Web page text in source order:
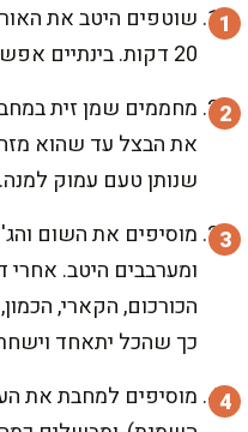
שוטפים היטב את
20 דקות. בינתיים אפשר להכין את כל שאר המרכיבים.
מחממים שמן זית
את הבצל עד שהוא
שנותן טעם עמוק למנה.
מוסיפים את השום
ומערבבים היטב. אחרי
הכורכום, הקארי,
כך שהכל יתאחד
מוסיפים למחבת את